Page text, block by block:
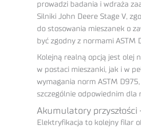
prowadzi badania i wdraża
Silniki John Deere Stage V,
do stosowania mieszanek o
być zgodny z normami ASTM
Kolejną realną opcją jest olej
w postaci mieszanki, jak i w
wymagania norm ASTM
szczególnie odpowiednim dla
Akumulatory przyszłości
Elektryfikacja to kolejny filar